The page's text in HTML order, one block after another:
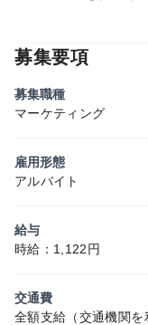
募集要項
募集職種
マーケティング
雇用形態
アルバイト
給与
時給：1,122円
交通費
全額支給（交通機関を